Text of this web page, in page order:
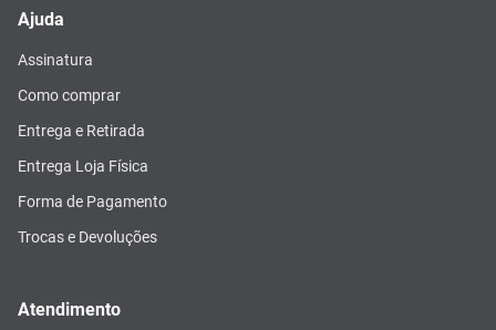
Ajuda
Assinatura
Como comprar
Entrega e Retirada
Entrega Loja Física
Forma de Pagamento
Trocas e Devoluções
Atendimento